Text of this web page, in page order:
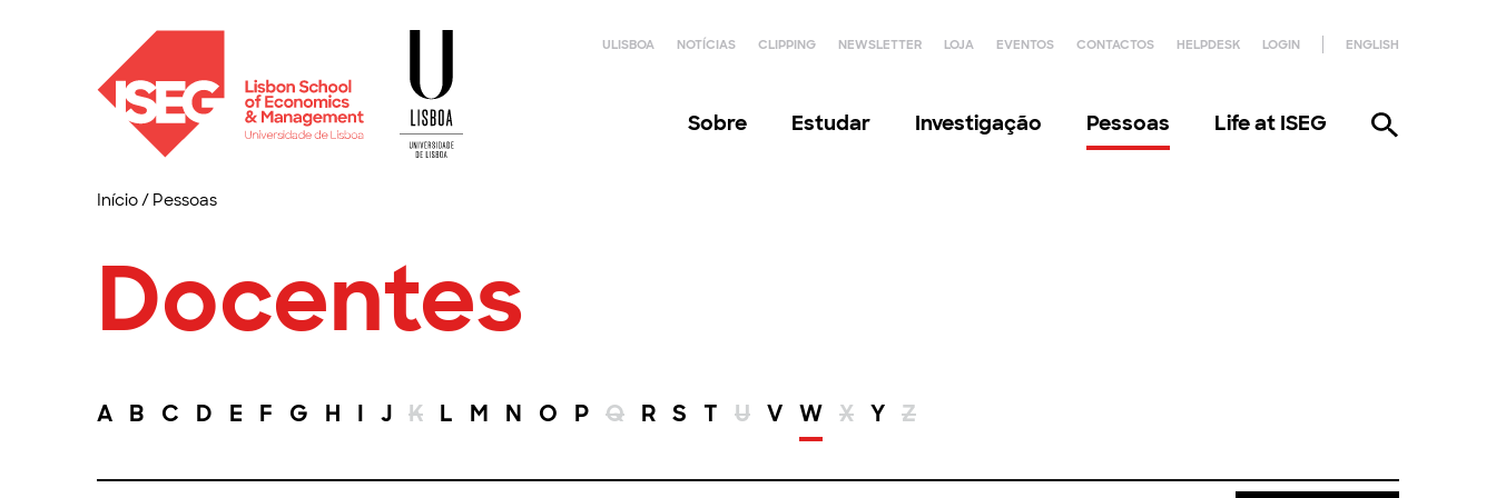
ULISBOA NOTÍCIAS CLIPPING NEWSLETTER LOJA EVENTOS CONTACTOS HELPDESK LOGIN ENGLISH
Sobre Estudar Investigação Pessoas Life at ISEG
Início/ Pessoas
Docentes
A B C D E F G H I J K L M N O P Q R S T U V W X Y Z